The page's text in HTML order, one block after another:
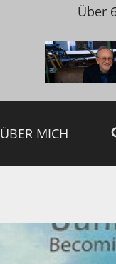
Über
ÜBER MICH